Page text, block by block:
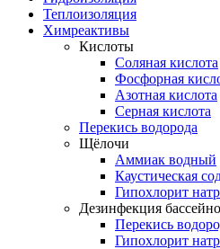
Теплоизоляция
Химреактивы
Кислоты
Соляная кислота
Фосфорная
Азотная кислота
Серная кислота
Перекись водорода
Щёлочи
Аммиак водный
Каустическая
Гипохлорит
Дезинфекция
Перекись
Гипохлорит